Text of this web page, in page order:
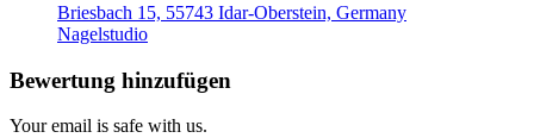
Briesbach 15, 55743 Idar-Oberstein, Germany
Nagelstudio
Bewertung hinzufügen
Your email is safe with us.